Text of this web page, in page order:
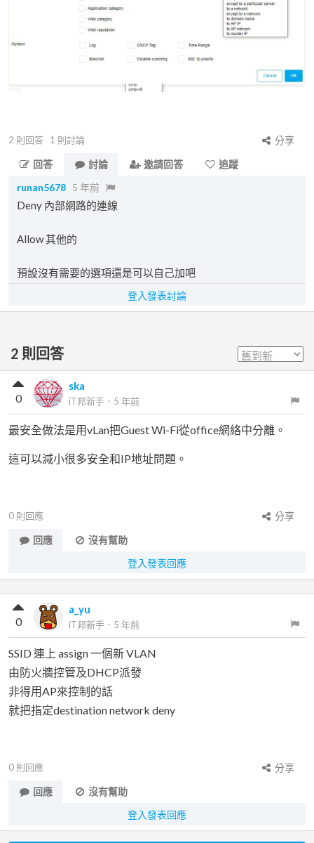
2 則回答 1 則討論
分享
回答
討論 邀請回答
追蹤
runan5678 5 年前
Deny 內部網路的連線
Allow 其他的
預設沒有需要的選項還是可以自己加吧
登入發表討論
2 則回答
ska
iT邦新手 ． 5 年前
0
最安全做法是用vLan把Guest Wi-Fi從office網絡中分離。
這可以減小很多安全和IP地址問題。
0 則回應
分享
回應
沒有幫助
登入發表回應
a_yu
iT邦新手 ． 5 年前
0
SSID 連上 assign 一個新 VLAN
由防火牆控管及DHCP派發
非得用AP來控制的話
就把指定destination network deny
0 則回應
分享
回應
沒有幫助
登入發表回應